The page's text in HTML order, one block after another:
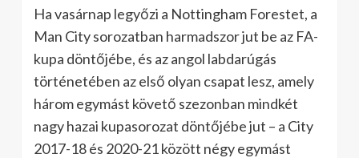
Ha vasárnap legyőzi a Nottingham Forestet, a
Man City sorozatban harmadszor jut be az FA-
kupa döntőjébe, és az angol labdarúgás
történetében az első olyan csapat lesz, amely
három egymást követő szezonban mindkét
nagy hazai kupasorozat döntőjébe jut – a City
2017-18 és 2020-21 között négy egymást